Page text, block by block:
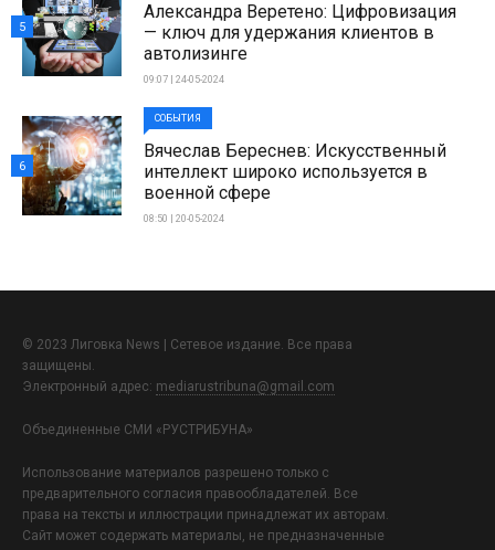
Александра Веретено: Цифровизация
— ключ для удержания клиентов в
автолизинге
09:07 | 24-05-2024
5
СОБЫТИЯ
Вячеслав Береснев: Искусственный
интеллект широко используется в
военной сфере
08:50 | 20-05-2024
6
© 2023 Лиговка News | Сетевое издание. Все права
защищены.
Электронный адрес: mediarustribuna@gmail.com
Объединенные СМИ «РУСТРИБУНА»
Использование материалов разрешено только с
предварительного согласия правообладателей. Все
права на тексты и иллюстрации принадлежат их авторам.
Сайт может содержать материалы, не предназначенные